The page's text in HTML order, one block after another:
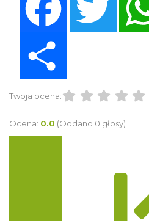
Twoja ocena:
Ocena: 0.0 (Oddano 0 głosy)